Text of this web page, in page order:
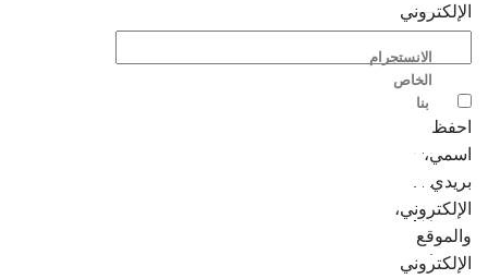
الإلكتروني
احفظ
اسمي،
بريدي
الإلكتروني،
والموقع
الإلكتروني
الانستجرام
الخاص
بنا